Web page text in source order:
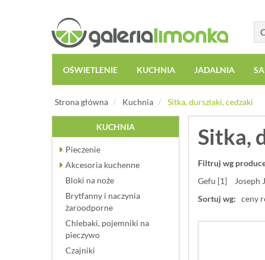
OŚWIETLENIE KUCHNIA JADALNIA
Strona główna Kuchnia Sitka, durszlaki, cedzaki
KUCHNIA
Pieczenie
Akcesoria kuchenne
Bloki na noże
Brytfanny i naczynia
żaroodporne
Chlebaki, pojemniki na
pieczywo
Czajniki
Sitka,
Filtruj wg
Gefu [1]
Joseph
Sortuj wg: ceny